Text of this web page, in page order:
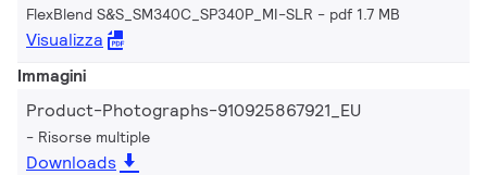
FlexBlend S&S_SM340C_SP340P_MI-SLR pdf 1.7 MB
Visualizza
Immagini
Product-Photographs-910925867921_EU
Risorse multiple
Downloads